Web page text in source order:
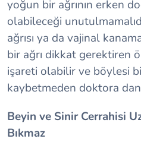
yoğun bir ağrının erken
olabileceği
ağrısı ya da vajinal
bir ağrı dikkat gerektiren
işareti olabilir ve böylesi
kaybetmeden doktora
Beyin ve Sinir Cerrahisi
Bıkmaz